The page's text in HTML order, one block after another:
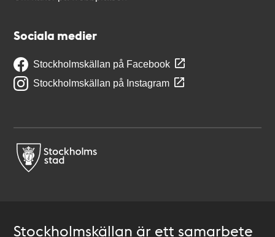
Sociala medier
Stockholmskällan på Facebook
Stockholmskällan på Instagram
Stockholmskällan är ett samarbete